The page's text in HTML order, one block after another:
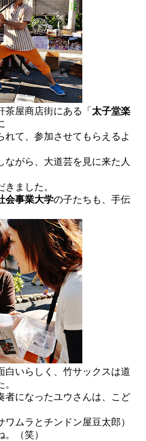
茶屋商店街にある「 太子堂楽
れて、参加させてもらえるよ
ながら、大道芸を見に来た人
ました。
会事業大学の子たちも、手伝
白いらしく、竹サックスは道
者になったユウさんは、こど
ムラとチンドン屋豆太郎）
（笑）